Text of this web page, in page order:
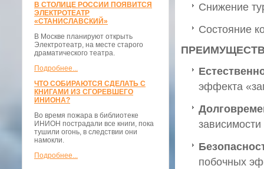
В СТОЛИЦЕ РОССИИ ПОЯВИТСЯ
ЭЛЕКТРОТЕАТР
«СТАНИСЛАВСКИЙ»
В Москве планируют открыть
Электротеатр, на месте старого
драматического театра.
Подробнее...
ЧТО СОБИРАЮТСЯ СДЕЛАТЬ С
КНИГАМИ ИЗ СГОРЕВШЕГО
ИНИОНА?
Во время пожара в библиотеке
ИНИОН пострадали все книги, пока
тушили огонь, в следствии они
намокли.
Подробнее...
Снижение
Состояние
эффекта
побочных